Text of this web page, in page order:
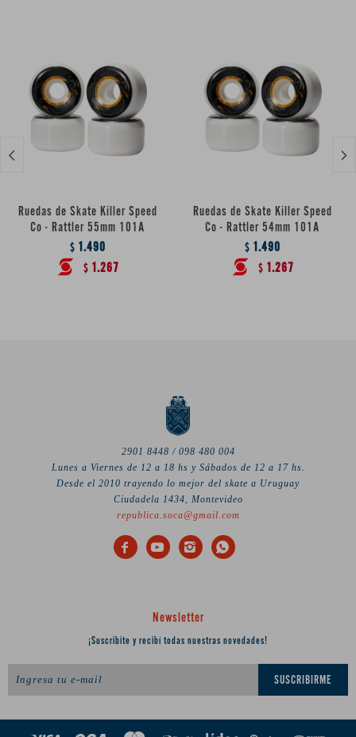
Ruedas de Skate Killer Speed
Co - Rattler 55mm 101A
$ 1.490
$ 1.267
Ruedas de Skate Killer Speed
Co - Rattler 54mm 101A
$ 1.490
$ 1.267
 
2901 8448 / 098 480 004
Lunes a Viernes de 12 a 18 hs y Sábados de 12 a 17 hs.
Desde el 2010 trayendo lo mejor del skate a Uruguay
Ciudadela 1434, Montevideo
republica.soca@gmail.com
   
Newsletter
¡Suscribite y recibí todas nuestras novedades!
SUSCRIBIRME